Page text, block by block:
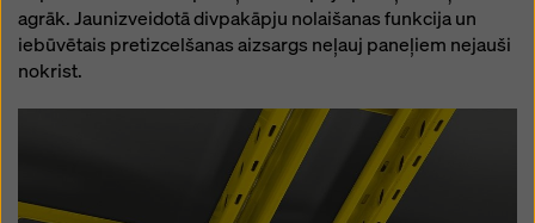
agrāk. Jaunizveidotā divpakāpju nolaišanas funkcija un
iebūvētais pretizcelšanas aizsargs neļauj paneļiem nejauši
nokrist.